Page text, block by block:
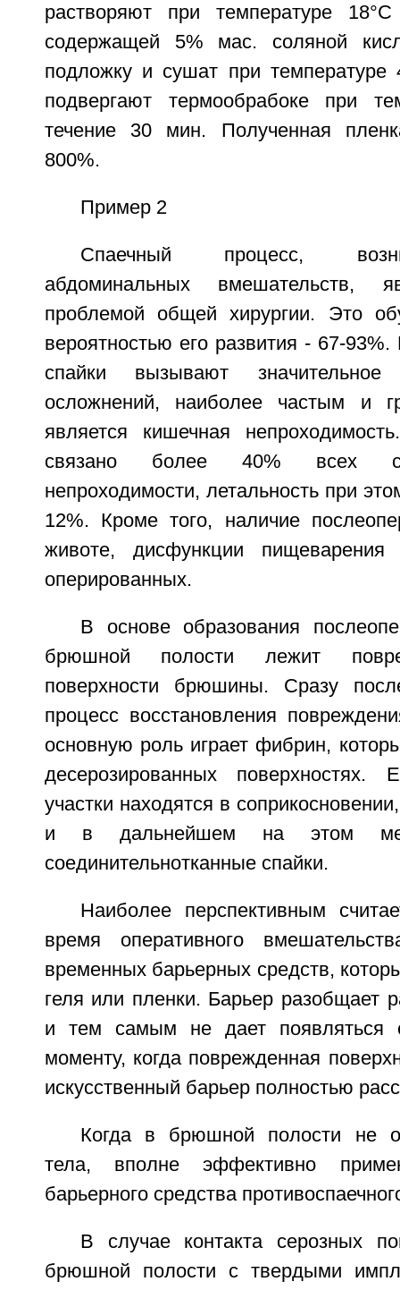
растворяют при температуре
содержащей 5% мас. соляной
подложку и сушат при температуре
подвергают термообрабоке при
течение 30 мин. Полученная
800%.
Пример 2
Спаечный процесс,
абдоминальных вмешательств,
проблемой общей хирургии. Это
вероятностью его развития - 67-
спайки вызывают
осложнений, наиболее частым и
является кишечная
связано более 40% всех
непроходимости, летальность при
12%. Кроме того, наличие
животе, дисфункции
оперированных.
В основе образования
брюшной полости лежит
поверхности брюшины. Сразу
процесс восстановления
основную роль играет фибрин,
десерозированных поверхностях.
участки находятся в
и в дальнейшем на этом
соединительнотканные спайки.
Наиболее перспективным
время оперативного
временных барьерных средств,
геля или пленки. Барьер разобщает
и тем самым не дает появляться
моменту, когда поврежденная
искусственный барьер полностью
Когда в брюшной полости не
тела, вполне эффективно
барьерного средства
В случае контакта серозных
брюшной полости с твердыми